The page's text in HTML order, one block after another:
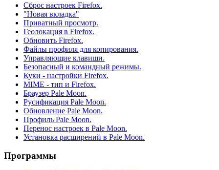
Сброс настроек Firefox.
"Новая вкладка"
Приватный просмотр.
Геолокация в Firefox.
Обновить Firefox.
Файлы профиля для копирования.
Управляющие клавиши.
Безопасный и командный режимы.
Куки - настройки Firefox.
MIME - тип и Firefox.
Браузер Pale Moon.
Русификация Pale Moon.
Обновление Pale Moon.
Профиль Pale Moon.
Перенос настроек в Pale Moon.
Установка расширений в Pale Moon.
Программы